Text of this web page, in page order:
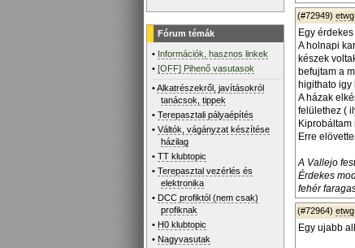
Fórum témák
• Információk, hasznos linkek
•[OFF] Pihenő vasutasok
•Alkatrészekről, javításokról
tanácsok, tippek
•Terepasztali pályaépítés
•Váltók, vágányzat készítése
házilag
•TT klubtopic
•Terepasztal vezérlés és
elektronika
• DCC profiktól (nem csak)
profiknak
• H0 klubtopic
• Nagyvasutak
(#72949) etwg
Egy
A holnapi
készek
befujtam a
higithato igy
A házak
felülethez (
Erre
A Vallejo
Érdekes
fehér
(#72964) etwg
Egy ujabb